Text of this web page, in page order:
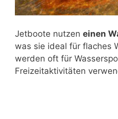
Jetboote nutzen einen
was sie ideal für flaches
werden oft für
Freizeitaktivitäten